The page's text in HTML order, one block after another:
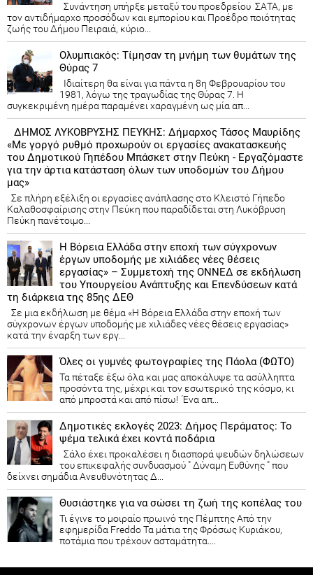
Συνάντηση υπήρξε μεταξύ του προεδρείου ΣΑΤΑ, με
τον αντιδήμαρχο προσόδων και εμπορίου και Προέδρο ποιότητας
ζωής του Δήμου Πειραιά, κύριο...
Ολυμπιακός: Τίμησαν τη μνήμη των θυμάτων της
Θύρας 7
Ιδιαίτερη θα είναι για πάντα η 8η Φεβρουαρίου του
1981, λόγω της τραγωδίας της Θύρας 7. Η
συγκεκριμένη ημέρα παραμένει χαραγμένη ως μία απ...
ΔΗΜΟΣ ΛΥΚΟΒΡΥΣΗΣ ΠΕΥΚΗΣ: Δήμαρχος Τάσος Μαυρίδης
«Με γοργό ρυθμό προχωρούν οι εργασίες ανακατασκευής
του Δημοτικού Γηπέδου Μπάσκετ στην Πεύκη - Εργαζόμαστε
για την άρτια κατάσταση όλων των υποδομών του Δήμου
μας»
Σε πλήρη εξέλιξη οι εργασίες ανάπλασης στο Κλειστό Γήπεδο
Καλαθοσφαίρισης στην Πεύκη που παραδίδεται στη Λυκόβρυση
Πεύκη πανέτοιμο...
Η Βόρεια Ελλάδα στην εποχή των σύγχρονων
έργων υποδομής με χιλιάδες νέες θέσεις
εργασίας» – Συμμετοχή της ΟΝΝΕΔ σε εκδήλωση
του Υπουργείου Ανάπτυξης και Επενδύσεων κατά
τη διάρκεια της 85ης ΔΕΘ
Σε μια εκδήλωση με θέμα «Η Βόρεια Ελλάδα στην εποχή των
σύγχρονων έργων υποδομής με χιλιάδες νέες θέσεις εργασίας»
κατά την έναρξη των εργ...
Όλες οι γυμνές φωτογραφίες της Πάολα (ΦΩΤΟ)
Τα πέταξε έξω όλα και μας αποκάλυψε τα ασύλληπτα
προσόντα της, μέχρι και τον εσωτερικό της κόσμο, κι
από μπροστά και από πίσω! Ένα απ...
Δημοτικές εκλογές 2023: Δήμος Περάματος: Το
ψέμα τελικά έχει κοντά ποδάρια
Σάλο έχει προκαλέσει η διασπορά ψευδών δηλώσεων
του επικεφαλής συνδυασμού " Δύναμη Ευθύνης " που
δείχνει σημάδια Ανευθυνότητας Δ...
Θυσιάστηκε για να σώσει τη ζωή της κοπέλας του
Τι έγινε το μοιραίο πρωινό της Πέμπτης Από την
εφημερίδα Freddo Τα μάτια της Φρόσως Κυριάκου,
ποτάμια που τρέχουν ασταμάτητα....